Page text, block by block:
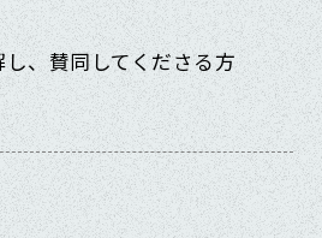
、賛同してくださる方